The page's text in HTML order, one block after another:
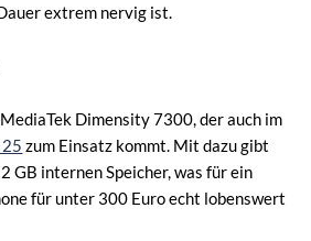
extrem nervig ist.
Dimensity 7300, der auch im
zum Einsatz kommt. Mit dazu gibt
GB internen Speicher, was für ein
für unter 300 Euro echt lobenswert